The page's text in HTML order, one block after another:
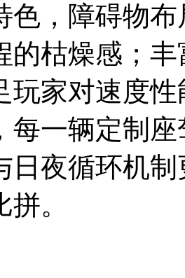
色，障碍物
的枯燥感；
玩家对速度
每一辆定制
日夜循环机
。